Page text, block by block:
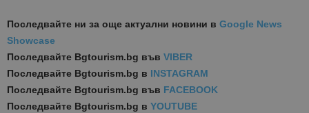
Последвайте ни за още актуални новини в Google News
Showcase
Последвайте Bgtourism.bg във VIBER
Последвайте Bgtourism.bg в INSTAGRAM
Последвайте Bgtourism.bg във FACEBOOK
Последвайте Bgtourism.bg в YOUTUBE